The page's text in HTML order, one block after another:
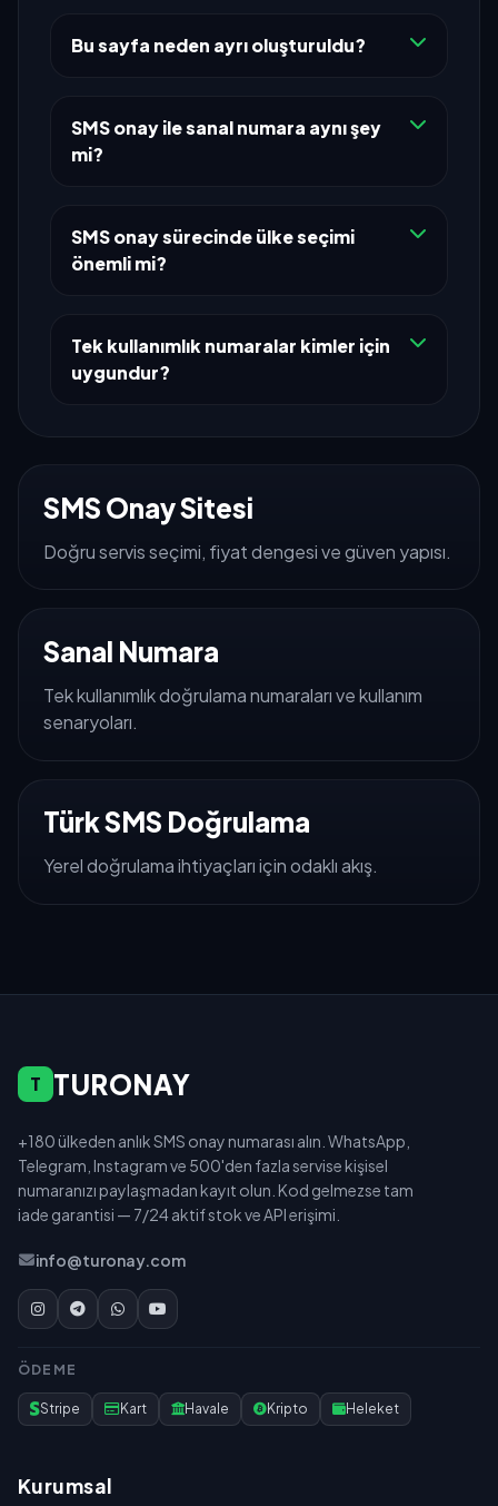
Bu sayfa neden ayrı oluşturuldu?
SMS onay ile sanal numara aynı şey
mi?
SMS onay sürecinde ülke seçimi
önemli mi?
Tek kullanımlık numaralar kimler için
uygundur?
SMS Onay Sitesi
Doğru servis seçimi, fiyat dengesi ve güven yapısı.
Sanal Numara
Tek kullanımlık doğrulama numaraları ve kullanım
senaryoları.
Türk SMS Doğrulama
Yerel doğrulama ihtiyaçları için odaklı akış.
T TURONAY
+180 ülkeden anlık SMS onay numarası alın. WhatsApp,
Telegram, Instagram ve 500'den fazla servise kişisel
numaranızı paylaşmadan kayıt olun. Kod gelmezse tam
iade garantisi — 7/24 aktif stok ve API erişimi.
info@turonay.com
ÖDEME
Stripe Kart Havale Kripto Heleket
Kurumsal